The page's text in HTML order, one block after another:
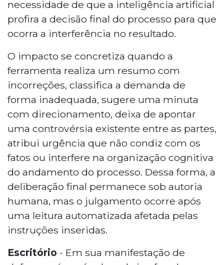
necessidade de que a inteligência artificial
profira a decisão final do processo para que
ocorra a interferência no resultado.
O impacto se concretiza quando a
ferramenta realiza um resumo com
incorreções, classifica a demanda de
forma inadequada, sugere uma minuta
com direcionamento, deixa de apontar
uma controvérsia existente entre as partes,
atribui urgência que não condiz com os
fatos ou interfere na organização cognitiva
do andamento do processo. Dessa forma, a
deliberação final permanece sob autoria
humana, mas o julgamento ocorre após
uma leitura automatizada afetada pelas
instruções inseridas.
Escritório - Em sua manifestação de